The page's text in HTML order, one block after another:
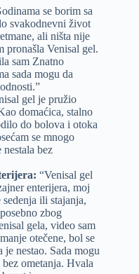
se borim sa
svakodnevni život
ali ništa nije
pronašla Venisal gel.
sam Znatno
sada mogu da
gel je pružio
domaćica, stalno
do bolova i otoka
se mnogo
bez
“Venisal gel
enterijera, moj
ili stajanja,
zbog
gela, video sam
otečene, bol se
je nestao. Sada mogu
ometanja. Hvala